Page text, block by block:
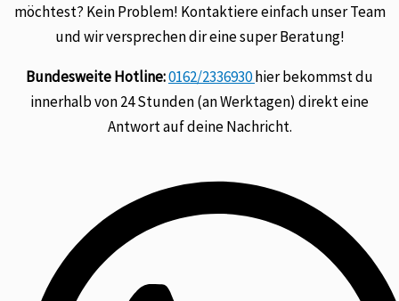
möchtest? Kein Problem! Kontaktiere einfach unser Team
und wir versprechen dir eine super Beratung!
Bundesweite Hotline:0162/2336930hier bekommst du
innerhalb von 24 Stunden (an Werktagen) direkt eine
Antwort auf deine Nachricht.